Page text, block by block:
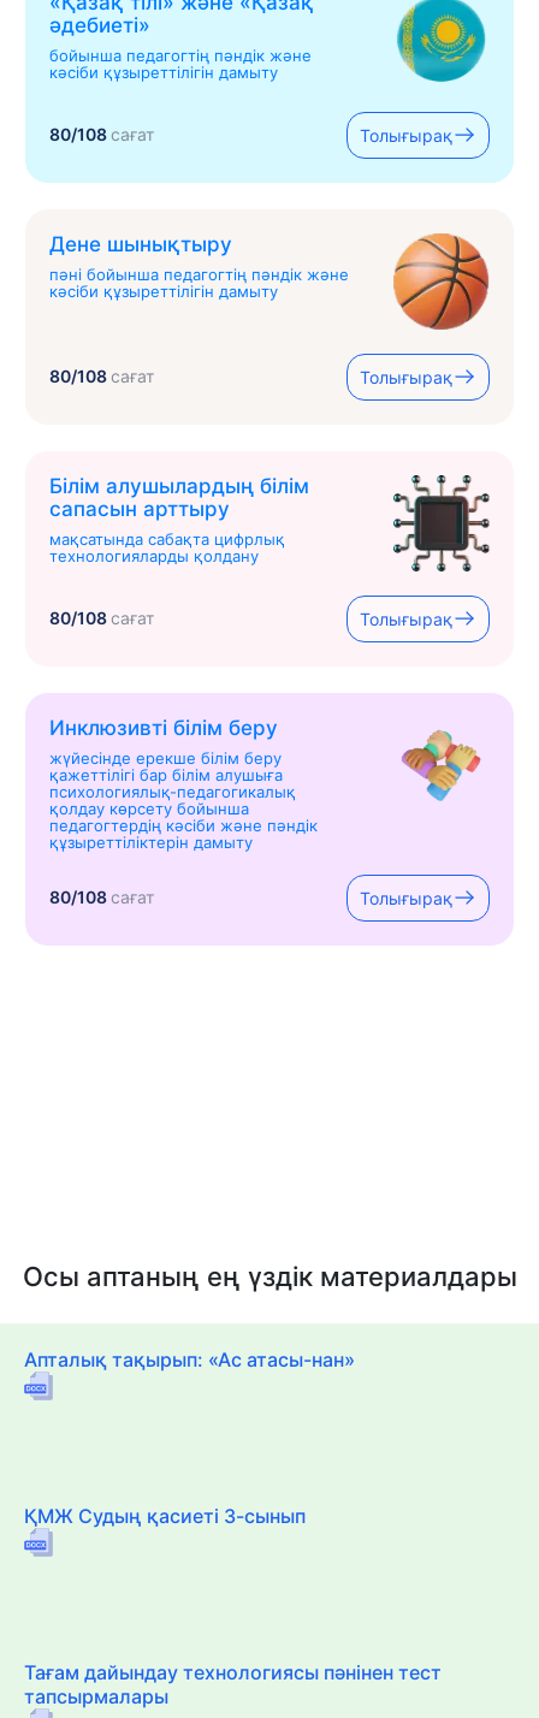
əдебиеті»
бойынша педагогтің пәндік және
кәсіби құзыреттілігін дамыту
80/108сағат Толығырақ
Дене шынықтыру
пәні бойынша педагогтің пәндік және
кәсіби құзыреттілігін дамыту
80/108сағат Толығырақ
Білім алушылардың білім
сапасын арттыру
мақсатында сабақта цифрлық
технологияларды қолдану
80/108сағат Толығырақ
Инклюзивті білім беру
жүйесінде ерекше білім беру
қажеттілігі бар білім алушыға
психологиялық-педагогикалық
қолдау көрсету бойынша
педагогтердің кәсіби және пәндік
құзыреттіліктерін дамыту
80/108сағат Толығырақ
Осы аптаның ең үздік материалдары
Апталық тақырып: «Ас атасы-нан»
ҚМЖ Судың қасиеті 3-сынып
Тағам дайындау технологиясы пәнінен тест
тапсырмалары